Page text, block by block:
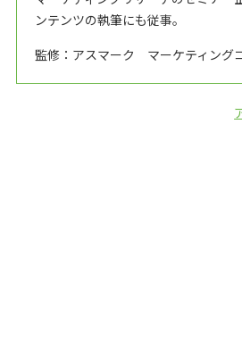
ンテンツの執筆にも従事。
監修：アスマーク マーケティング